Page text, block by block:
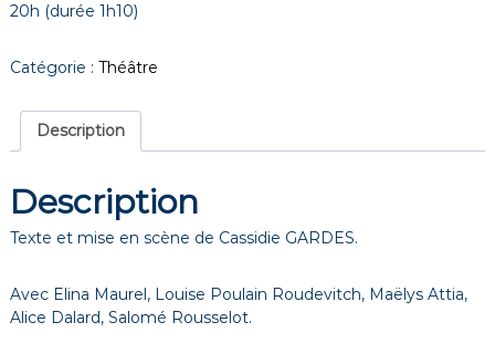
20h (durée 1h10)
Catégorie : Théâtre
Description
Description
Texte et mise en scène de Cassidie GARDES.
Avec Elina Maurel, Louise Poulain Roudevitch, Maëlys Attia,
Alice Dalard, Salomé Rousselot.